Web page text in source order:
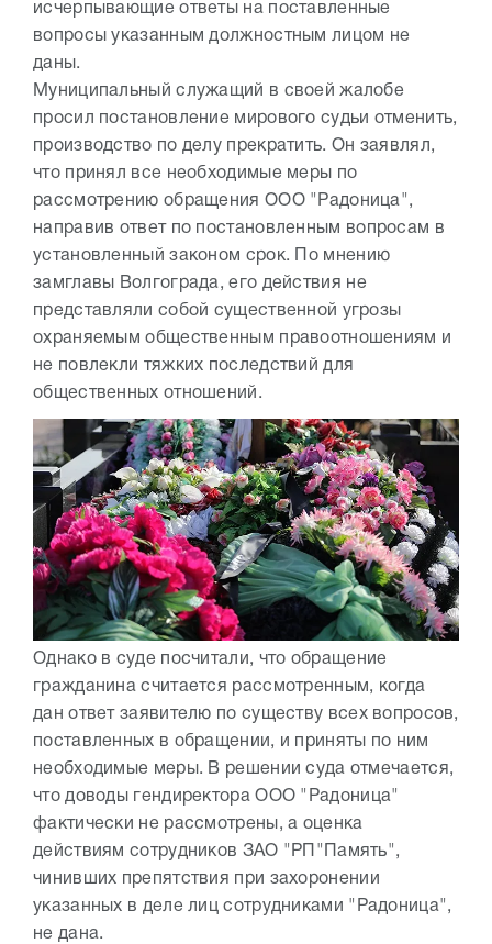
исчерпывающие ответы на поставленные
вопросы указанным должностным лицом не
даны.
Муниципальный служащий в своей жалобе
просил постановление мирового судьи отменить,
производство по делу прекратить. Он заявлял,
что принял все необходимые меры по
рассмотрению обращения ООО "Радоница",
направив ответ по постановленным вопросам в
установленный законом срок. По мнению
замглавы Волгограда, его действия не
представляли собой существенной угрозы
охраняемым общественным правоотношениям и
не повлекли тяжких последствий для
общественных отношений.
Однако в суде посчитали, что обращение
гражданина считается рассмотренным, когда
дан ответ заявителю по существу всех вопросов,
поставленных в обращении, и приняты по ним
необходимые меры. В решении суда отмечается,
что доводы гендиректора ООО "Радоница"
фактически не рассмотрены, а оценка
действиям сотрудников ЗАО "РП"Память",
чинивших препятствия при захоронении
указанных в деле лиц сотрудниками "Радоница",
не дана.